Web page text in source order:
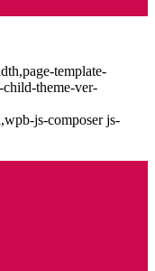
template-
theme-ver-
js-composer js-